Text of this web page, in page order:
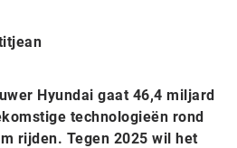
Hyundai gaat 46,4 miljard
technologieën rond
rijden. Tegen 2025 wil het